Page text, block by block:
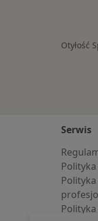
Otyłość
Serwis